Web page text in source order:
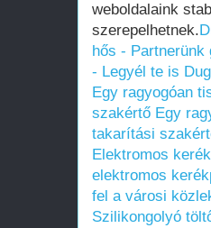
weboldalaink
szerepelhetnek.
hős - Partnerünk
- Legyél te is
Egy ragyogóan
szakértő Egy
takarítási
Elektromos
elektromos
fel a városi
Szilikongolyó